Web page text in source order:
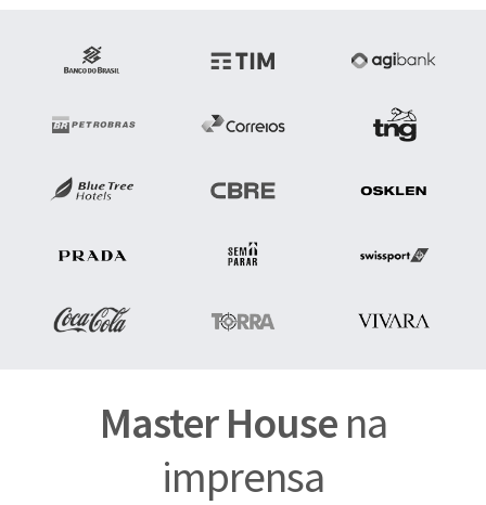
Master Housena
imprensa